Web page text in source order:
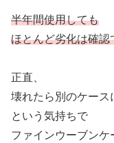
半年間使用しても
ほとんど劣化は確認
正直、
壊れたら別のケース
という気持ちで
ファインウーブンケ